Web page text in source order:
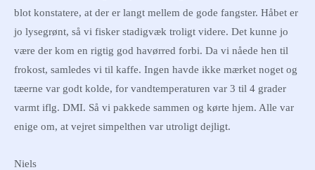
blot konstatere, at der er langt mellem de gode fangster. Håbet er
jo lysegrønt, så vi fisker stadigvæk troligt videre. Det kunne jo
være der kom en rigtig god havørred forbi. Da vi nåede hen til
frokost, samledes vi til kaffe. Ingen havde ikke mærket noget og
tæerne var godt kolde, for vandtemperaturen var 3 til 4 grader
varmt iflg. DMI. Så vi pakkede sammen og kørte hjem. Alle var
enige om, at vejret simpelthen var utroligt dejligt.
Niels